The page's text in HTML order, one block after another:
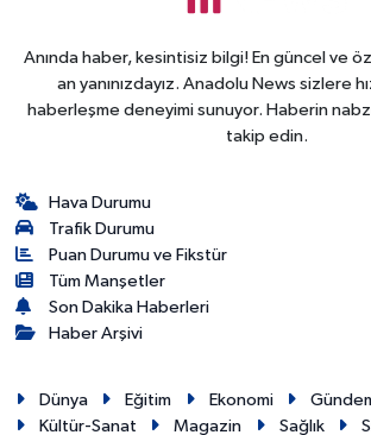
Anında haber, kesintisiz bilgi! En güncel ve
an yanınızdayız. Anadolu News sizlere
haberleşme deneyimi sunuyor. Haberin
takip edin.
Hava Durumu
Trafik Durumu
Puan Durumu ve Fikstür
Tüm Manşetler
Son Dakika Haberleri
Haber Arşivi
Dünya Eğitim Ekonomi
Kültür-Sanat
Magazin Sağlık